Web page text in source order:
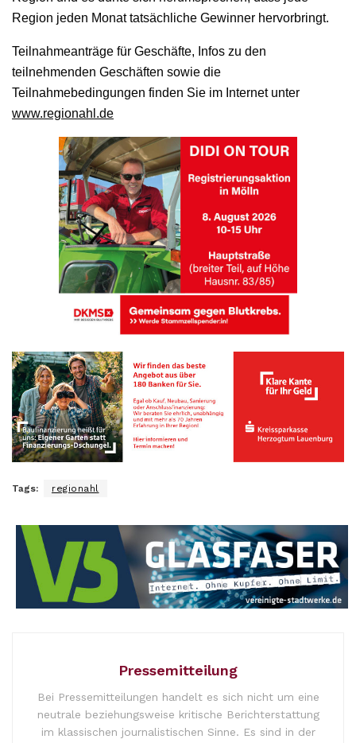
Region jeden Monat tatsächliche Gewinner hervorbringt.
Teilnahmeanträge für Geschäfte, Infos zu den
teilnehmenden Geschäften sowie die
Teilnahmebedingungen finden Sie im Internet unter
www.regionahl.de
Tags: regionahl
Pressemitteilung
Bei Pressemitteilungen handelt es sich nicht um eine
neutrale beziehungsweise kritische Berichterstattung
im klassischen journalistischen Sinne. Es sind in der